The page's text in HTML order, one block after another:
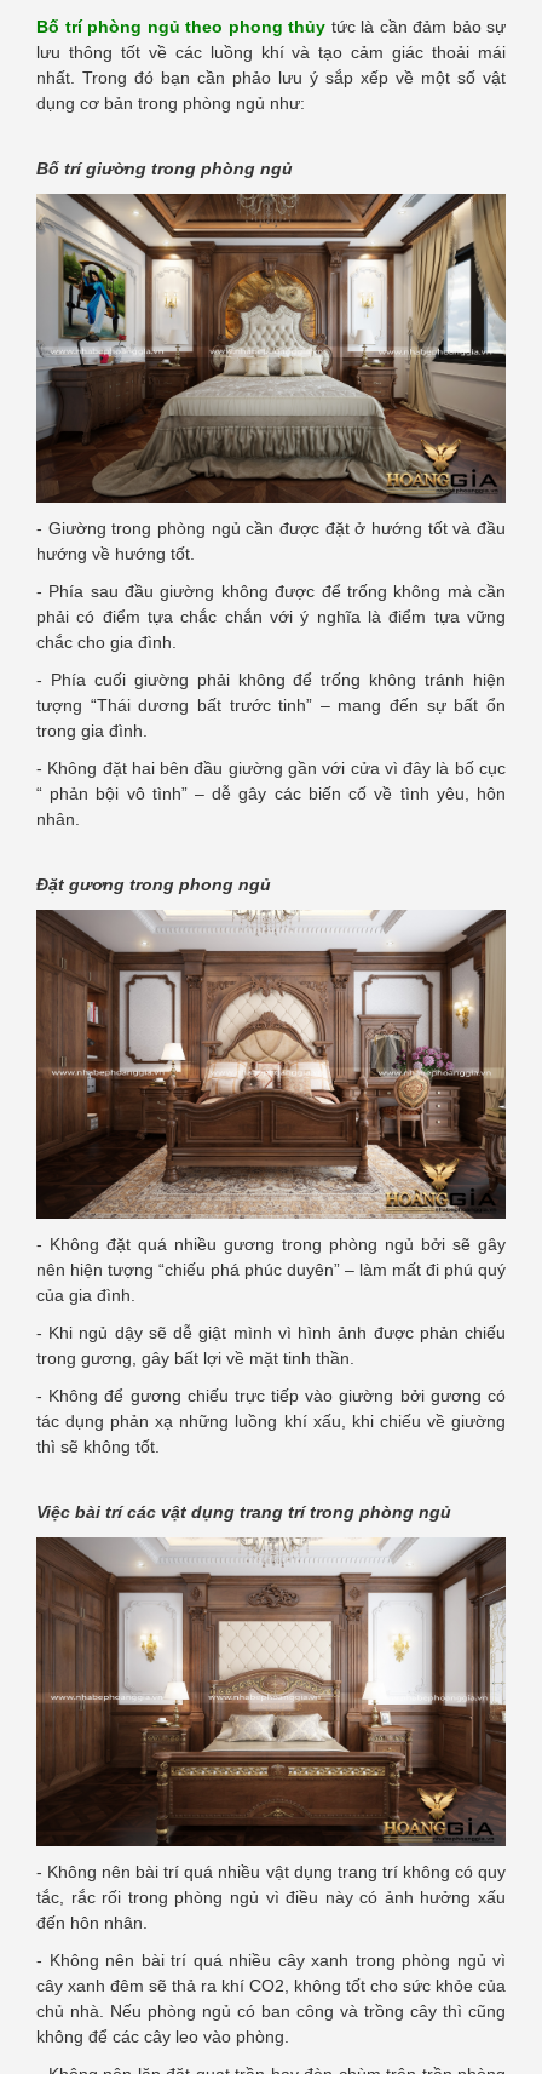
Bố trí phòng ngủ theo phong thủy tức là cần đảm bảo sự
lưu thông tốt về các luồng khí và tạo cảm giác thoải mái
nhất. Trong đó bạn cần phảo lưu ý sắp xếp về một số vật
dụng cơ bản trong phòng ngủ như:
Bố trí giường trong phòng ngủ
- Giường trong phòng ngủ cần được đặt ở hướng tốt và đầu
hướng về hướng tốt.
- Phía sau đầu giường không được để trống không mà cần
phải có điểm tựa chắc chắn với ý nghĩa là điểm tựa vững
chắc cho gia đình.
- Phía cuối giường phải không để trống không tránh hiện
tượng “Thái dương bất trước tinh” – mang đến sự bất ổn
trong gia đình.
- Không đặt hai bên đầu giường gần với cửa vì đây là bố cục
“ phản bội vô tình” – dễ gây các biến cố về tình yêu, hôn
nhân.
Đặt gương trong phong ngủ
- Không đặt quá nhiều gương trong phòng ngủ bởi sẽ gây
nên hiện tượng “chiếu phá phúc duyên” – làm mất đi phú quý
của gia đình.
- Khi ngủ dậy sẽ dễ giật mình vì hình ảnh được phản chiếu
trong gương, gây bất lợi về mặt tinh thần.
- Không để gương chiếu trực tiếp vào giường bởi gương có
tác dụng phản xạ những luồng khí xấu, khi chiếu về giường
thì sẽ không tốt.
Việc bài trí các vật dụng trang trí trong phòng ngủ
- Không nên bài trí quá nhiều vật dụng trang trí không có quy
tắc, rắc rối trong phòng ngủ vì điều này có ảnh hưởng xấu
đến hôn nhân.
- Không nên bài trí quá nhiều cây xanh trong phòng ngủ vì
cây xanh đêm sẽ thả ra khí CO2, không tốt cho sức khỏe của
chủ nhà. Nếu phòng ngủ có ban công và trồng cây thì cũng
không để các cây leo vào phòng.